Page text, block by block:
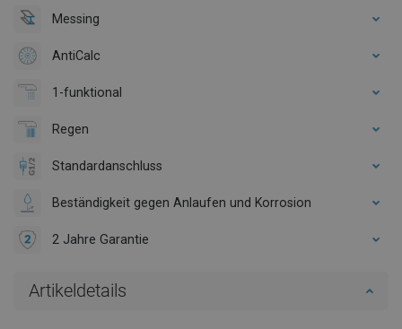
Messing
AntiCalc
1-funktional
Regen
Standardanschluss
Beständigkeit gegen Anlaufen und Korrosion
2 Jahre Garantie
Artikeldetails